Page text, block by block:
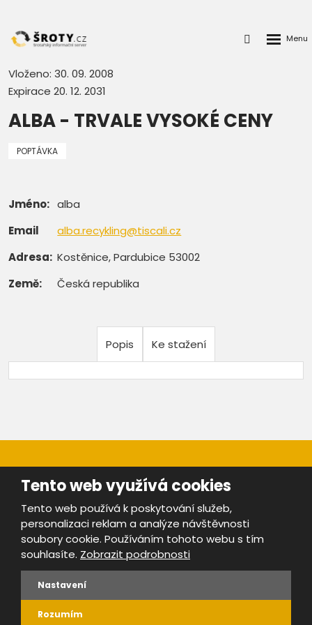
Přihlášení
Vloženo: 30. 09. 2008
Expirace 20. 12. 2031
ALBA - TRVALE VYSOKÉ CENY
POPTÁVKA
Jméno: alba
Email
alba.recykling@tiscali.cz
Adresa: Kostěnice, Pardubice 53002
Země:
Česká republika
Popis Ke stažení
Provozovatel portálu ŠROTY.cz je
Mapa stránek |Bezpečnost a ochrana osobních údajů
Podmínky použití
Tento web využívá cookies
Tento web používá k poskytování služeb,
personalizaci reklam a analýze návštěvnosti
soubory cookie. Používáním tohoto webu s tím
souhlasíte. Zobrazit podrobnosti
Nastavení
Rozumím